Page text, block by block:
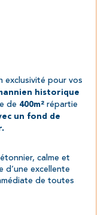
exclusivité pour vos
historique
de 400m² répartie
un fond de
calme et
excellente
de toutes